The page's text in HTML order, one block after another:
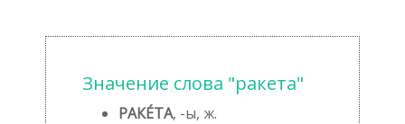
Значение слова "ракета"
РАКЕ́ТА, -ы, ж.